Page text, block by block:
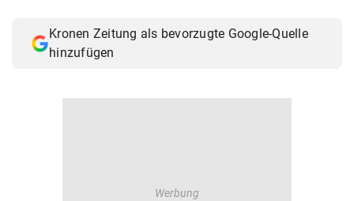
Kronen Zeitung als bevorzugte Google-Quelle
hinzufügen